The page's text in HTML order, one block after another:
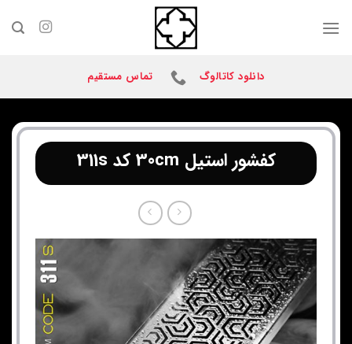
دانلود کاتالوگ تماس مستقیم
کفشور استیل 30cm کد 311s